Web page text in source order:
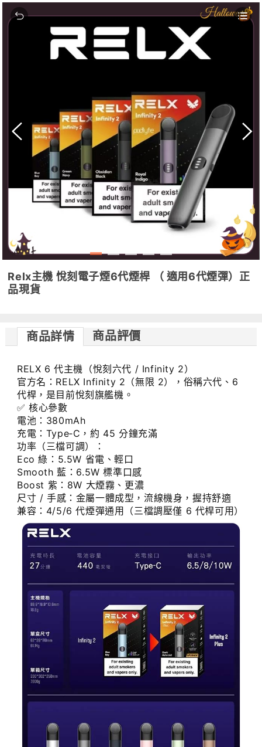
Relx主機 悅刻電子煙6代煙桿 （ 適用6代煙彈）正
品現貨
商品詳情 商品評價
RELX 6 代主機（悅刻六代 / Infinity 2）
官方名：RELX Infinity 2（無限 2），俗稱六代、6
代桿，是目前悅刻旗艦機。
✅ 核心參數
電池：380mAh
充電：Type‑C，約 45 分鐘充滿
功率（三檔可調）：
Eco 綠：5.5W 省電、輕口
Smooth 藍：6.5W 標準口感
Boost 紫：8W 大煙霧、更濃
尺寸 / 手感：金屬一體成型，流線機身，握持舒適
兼容：4/5/6 代煙彈通用（三檔調壓僅 6 代桿可用）